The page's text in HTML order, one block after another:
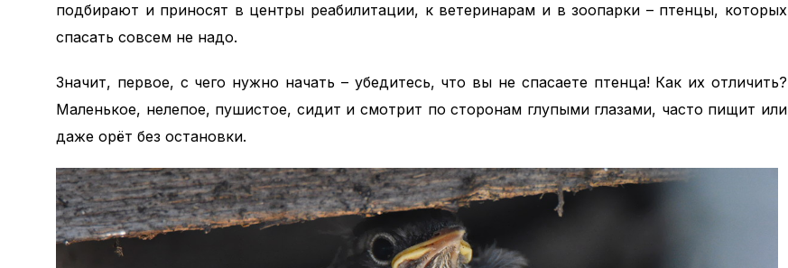
подбирают и приносят в центры реабилитации, к ветеринарам и в зоопарки – птенцы, которых
спасать совсем не надо.
Значит, первое, с чего нужно начать – убедитесь, что вы не спасаете птенца! Как их отличить?
Маленькое, нелепое, пушистое, сидит и смотрит по сторонам глупыми глазами, часто пищит или
даже орёт без остановки.